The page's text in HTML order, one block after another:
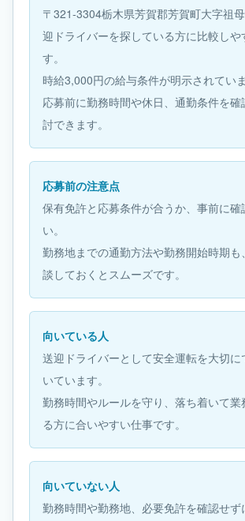
〒321-3304栃木県芳賀郡芳賀町大字祖
迎ドライバーを探している方に比較しや
す。
時給3,000円の給与条件が明示されていま
応募前に勤務時間や休日、通勤条件を確
討できます。
応募前の注意点
保有免許と応募条件が合うか、事前に確
い。
勤務地までの通勤方法や勤務開始時期も
談しておくとスムーズです。
向いている人
送迎ドライバーとして安全運転を大切に
いています。
勤務時間やルールを守り、落ち着いて
る方に合いやすい仕事です。
向いていない人
勤務時間や勤務地、必要免許を確認せず